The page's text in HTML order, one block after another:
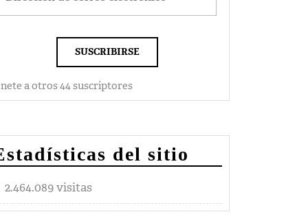
SUSCRIBIRSE
a otros 44 suscriptores
del sitio
2.464.089 visitas